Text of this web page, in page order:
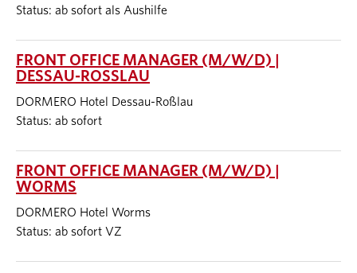
Status: ab sofort als Aushilfe
FRONT OFFICE MANAGER (M/W/D) |
DESSAU-ROSSLAU
DORMERO Hotel Dessau-Roßlau
Status: ab sofort
FRONT OFFICE MANAGER (M/W/D) |
WORMS
DORMERO Hotel Worms
Status: ab sofort VZ